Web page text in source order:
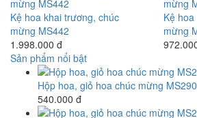
Kệ hoa khai trương, chúc
mừng MS442
1.998.000 đ
Kệ
mừng
Sản phẩm nổi bật
Hộp hoa, giỏ hoa chúc mừng MS290
540.000 đ